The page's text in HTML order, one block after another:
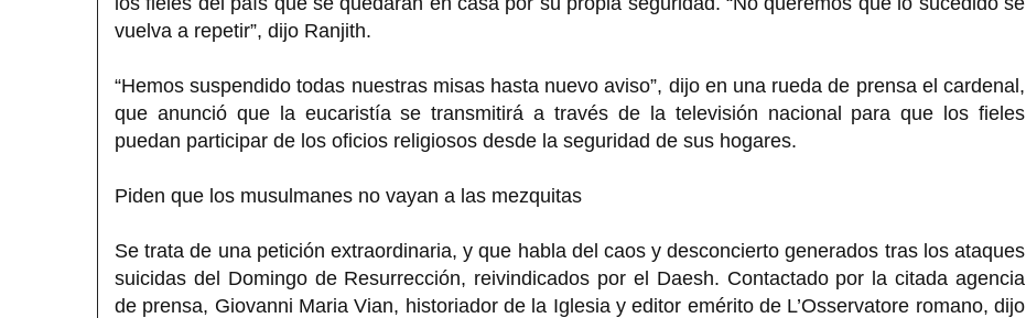
vuelva a repetir”, dijo Ranjith.
“Hemos suspendido todas nuestras misas hasta nuevo aviso”, dijo en una rueda de prensa el cardenal,
que anunció que la eucaristía se transmitirá a través de la televisión nacional para que los fieles
puedan participar de los oficios religiosos desde la seguridad de sus hogares.
Piden que los musulmanes no vayan a las mezquitas
Se trata de una petición extraordinaria, y que habla del caos y desconcierto generados tras los ataques
suicidas del Domingo de Resurrección, reivindicados por el Daesh. Contactado por la citada agencia
de prensa, Giovanni Maria Vian, historiador de la Iglesia y editor emérito de L’Osservatore romano, dijo